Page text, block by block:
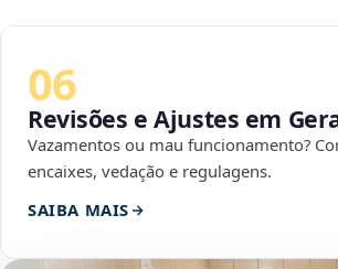
06
Revisões e Ajustes em
Vazamentos ou mau funcionamento?
encaixes, vedação e regulagens.
SAIBA MAIS